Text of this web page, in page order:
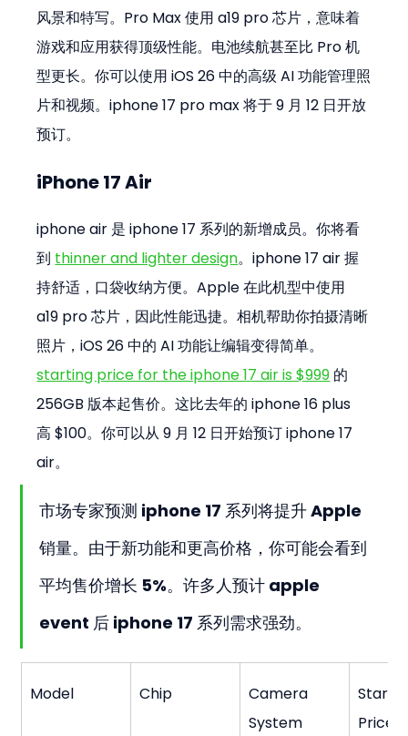
风景和特写。Pro Max 使用 a19 pro 芯片，意味着
游戏和应用获得顶级性能。电池续航甚至比 Pro 机
型更长。你可以使用 iOS 26 中的高级 AI 功能管理照
片和视频。iphone 17 pro max 将于 9 月 12 日开放
预订。
iPhone 17 Air
iphone air 是 iphone 17 系列的新增成员。你将看
到 thinner and lighter design。iphone 17 air 握
持舒适，口袋收纳方便。Apple 在此机型中使用
a19 pro 芯片，因此性能迅捷。相机帮助你拍摄清晰
照片，iOS 26 中的 AI 功能让编辑变得简单。
starting price for the iphone 17 air is $999 的
256GB 版本起售价。这比去年的 iphone 16 plus
高 $100。你可以从 9 月 12 日开始预订 iphone 17
air。
市场专家预测 iphone 17 系列将提升 Apple
销量。由于新功能和更高价格，你可能会看到
平均售价增长 5%。许多人预计 apple
event 后 iphone 17 系列需求强劲。
Model Chip
Camera
System
Price